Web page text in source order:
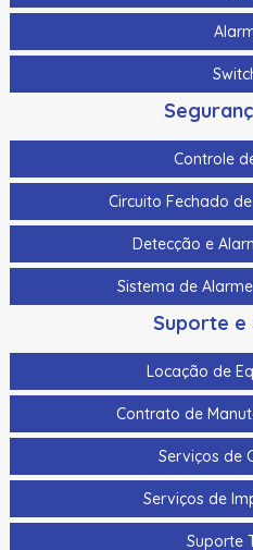
Controle
Circuito Fechado
Detecção e
Sistema de
Suporte e
Locação de
Contrato de
Serviços de
Serviços de
Suporte